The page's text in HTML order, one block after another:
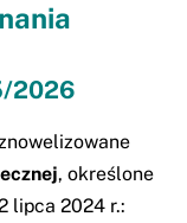
2026
, określone
lipca 2024 r.: